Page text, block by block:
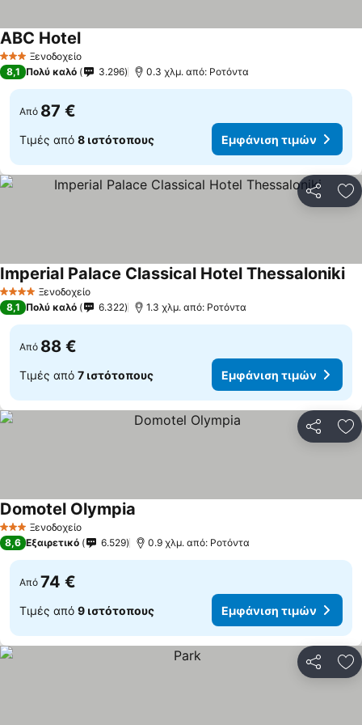
3 ΑστέριαΞενοδοχείο
ABC HotelΕμφάνιση τιμών
8,1 Πολύ καλό 3.296 0.3 χλμ. από: Ροτόντα
Από 87 €
Τιμές από 8 ιστότοπους Εμφάνιση τιμών
4 ΑστέριαΞενοδοχείο
Imperial Palace Classical Hotel Thessaloniki
8,1 Πολύ καλό 6.322 1.3 χλμ. από: Ροτόντα
Από 88 €
Τιμές από 7 ιστότοπους Εμφάνιση τιμών
3 ΑστέριαΞενοδοχείο
Domotel Olympia
8,6 Εξαιρετικό 6.529 0.9 χλμ. από: Ροτόντα
Από 74 €
Τιμές από 9 ιστότοπους Εμφάνιση τιμών